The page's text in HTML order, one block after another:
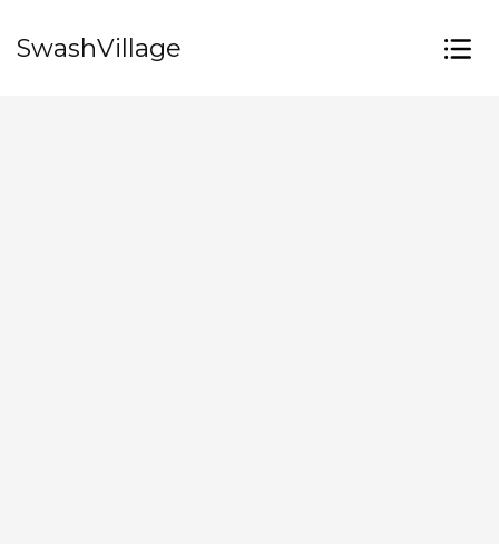
SwashVillage